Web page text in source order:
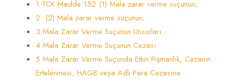
1 TCK Madde 152 (1) Mala zarar verme suçunun;
2 (2) Mala zarar verme suçunun;
3 Mala Zarar Verme Suçunun Unsurları :
4 Mala Zarar Verme Suçunun Cezası
5 Mala Zarar Verme Suçunda Etkin Pişmanlık, Cezanın
Ertelenmesi, HAGB veya Adli Para Cezasına